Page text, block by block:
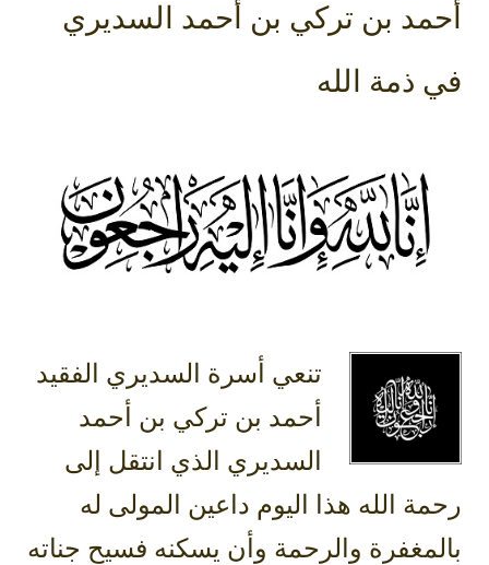
أحمد بن تركي بن أحمد السديري
في ذمة الله
تنعي أسرة السديري الفقيد
أحمد بن تركي بن أحمد
السديري الذي انتقل إلى
رحمة الله هذا اليوم داعين المولى له
بالمغفرة والرحمة وأن يسكنه فسيح جناته